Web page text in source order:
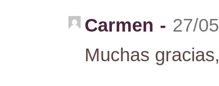
Carmen - 27/
Muchas